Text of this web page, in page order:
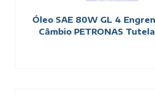
Óleo SAE 80W GL 4
Câmbio PETRONAS